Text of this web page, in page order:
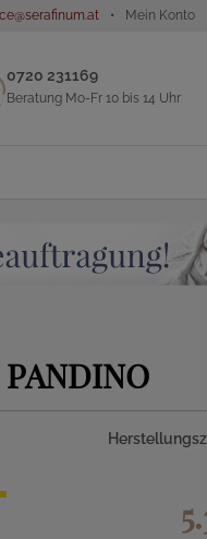
Mein Konto
0720 231169
Beratung Mo-Fr 10 bis 14 Uhr
PANDINO